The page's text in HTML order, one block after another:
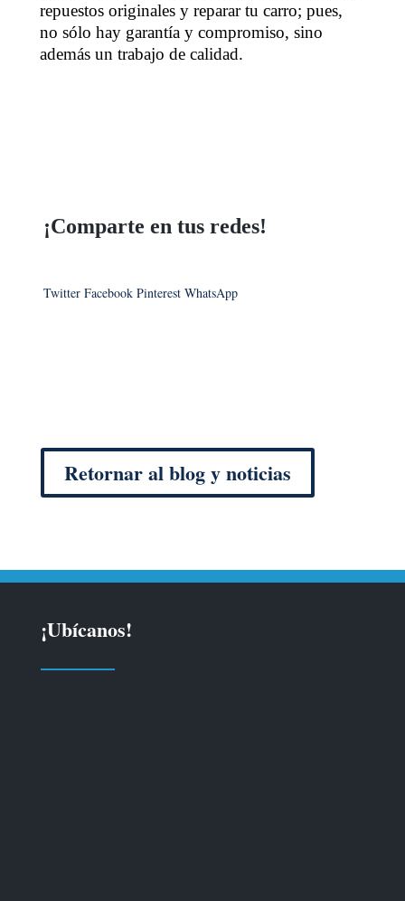
repuestos originales y reparar tu carro; pues,
no sólo hay garantía y compromiso, sino
además un trabajo de calidad.
¡Comparte en tus redes!
Twitter Facebook PinterestWhatsApp
Retornar al blog y noticias
¡Ubícanos!